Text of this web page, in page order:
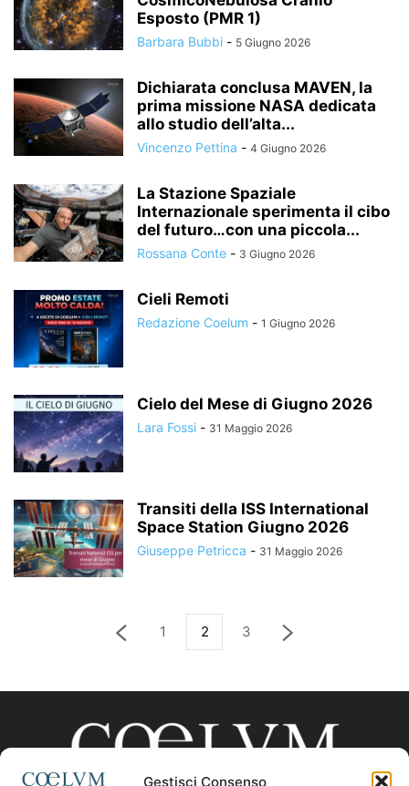
Gestisci Consenso
Esposto (PMR 1)
Barbara Bubbi - 5 Giugno 2026
Dichiarata conclusa MAVEN, la
prima missione NASA dedicata
allo studio dell’alta...
Vincenzo Pettina - 4 Giugno 2026
La Stazione Spaziale
Internazionale sperimenta il cibo
del futuro…con una piccola...
Rossana Conte - 3 Giugno 2026
Cieli Remoti
Redazione Coelum - 1 Giugno 2026
Cielo del Mese di Giugno 2026
Lara Fossi - 31 Maggio 2026
Transiti della ISS International
Space Station Giugno 2026
Giuseppe Petricca - 31 Maggio 2026
1 2 3